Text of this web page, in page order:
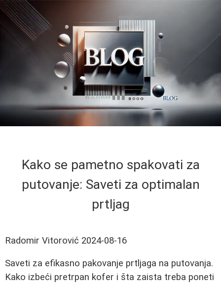
Kako se pametno spakovati za
putovanje: Saveti za optimalan
prtljag
Radomir Vitorović 2024-08-16
Saveti za efikasno pakovanje prtljaga na putovanja.
Kako izbeći pretrpan kofer i šta zaista treba poneti